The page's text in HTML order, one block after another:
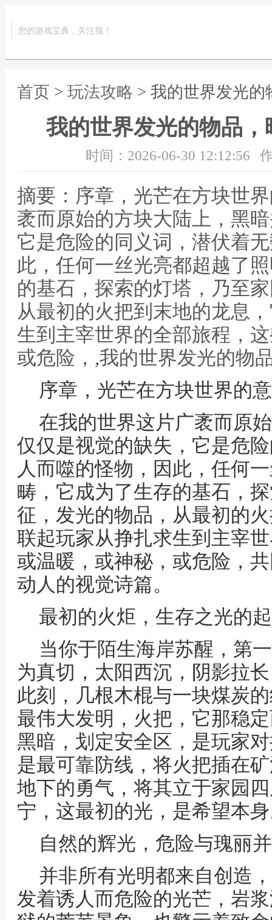
您的游戏宝典，关注我！
首页 > 玩法攻略 > 我的世界发光
我的世界发光的物品
时间：2026-06-30 12:12:56
摘要：序章，光芒在方块世
袤而原始的方块大陆上，黑
它是危险的同义词，潜伏着
此，任何一丝光亮都超越了
的基石，探索的灯塔，乃至
从最初的火把到末地的龙息
生到主宰世界的全部旅程，
或危险，,我的世界发光的物
序章，光芒在方块世界的
在我的世界这片广袤而原
仅仅是视觉的缺失，它是危
人而噬的怪物，因此，任何
畴，它成为了生存的基石，
征，发光的物品，从最初的
联起玩家从挣扎求生到主宰
或温暖，或神秘，或危险，
动人的视觉诗篇。
最初的火炬，生存之光的
当你于陌生海岸苏醒，第
为真切，太阳西沉，阴影拉
此刻，几根木棍与一块煤炭
最伟大发明，火把，它那稳
黑暗，划定安全区，是玩家
是最可靠防线，将火把插在
地下的勇气，将其立于家园
宁，这最初的光，是希望本
自然的辉光，危险与瑰丽
并非所有光明都来自创造
发着诱人而危险的光芒，岩